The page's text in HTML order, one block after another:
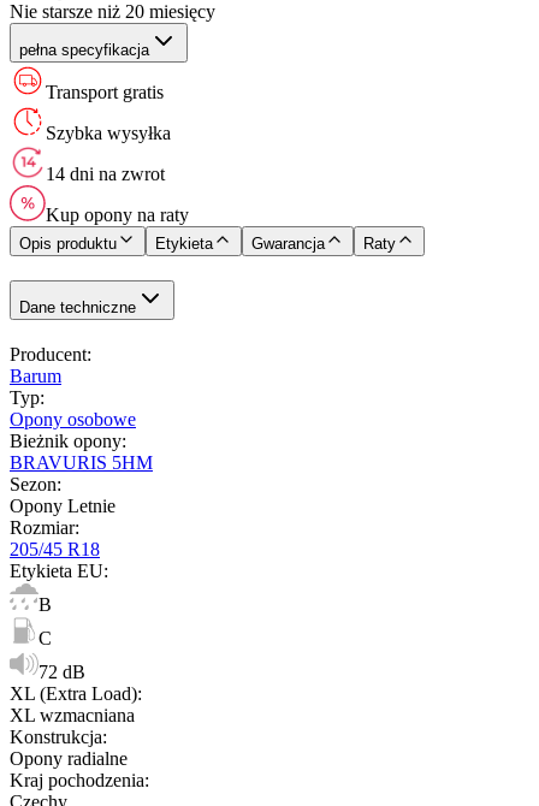
Nie starsze niż 20 miesięcy
pełna specyfikacja
Transport gratis
Szybka wysyłka
14 dni na zwrot
Kup opony na raty
Opis produktu Etykieta Gwarancja Raty
Dane techniczne
Producent:
Barum
Typ:
Opony osobowe
Bieżnik opony:
BRAVURIS 5HM
Sezon:
Opony Letnie
Rozmiar:
205/45 R18
Etykieta EU:
B
C
72 dB
XL (Extra Load):
XL wzmacniana
Konstrukcja:
Opony radialne
Kraj pochodzenia:
Czechy